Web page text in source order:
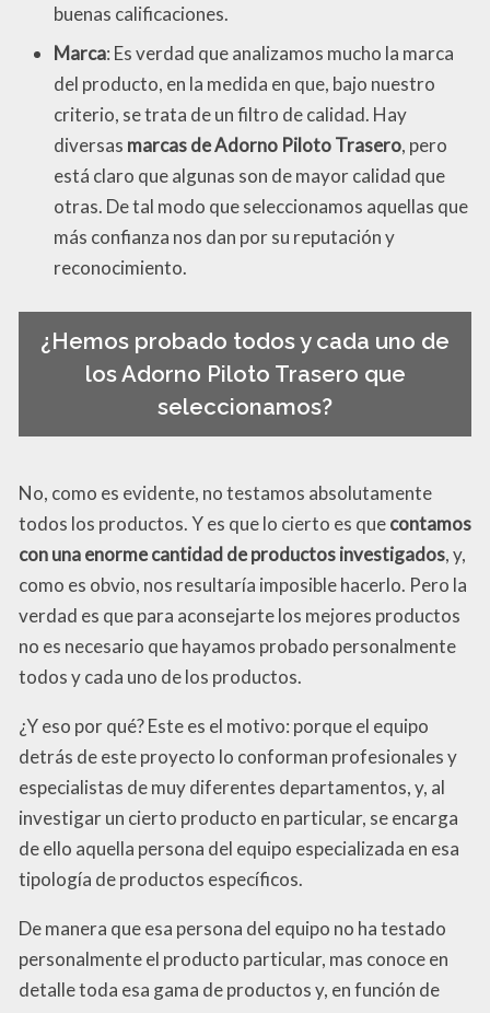
buenas calificaciones.
Marca: Es verdad que analizamos mucho la marca
del producto, en la medida en que, bajo nuestro
criterio, se trata de un filtro de calidad. Hay
diversas marcas de Adorno Piloto Trasero, pero
está claro que algunas son de mayor calidad que
otras. De tal modo que seleccionamos aquellas que
más confianza nos dan por su reputación y
reconocimiento.
¿Hemos probado todos y cada uno de
los Adorno Piloto Trasero que
seleccionamos?
No, como es evidente, no testamos absolutamente
todos los productos. Y es que lo cierto es quecontamos
con una enorme cantidad de productos investigados, y,
como es obvio, nos resultaría imposible hacerlo. Pero la
verdad es que para aconsejarte los mejores productos
no es necesario que hayamos probado personalmente
todos y cada uno de los productos.
¿Y eso por qué? Este es el motivo: porque el equipo
detrás de este proyecto lo conforman profesionales y
especialistas de muy diferentes departamentos, y, al
investigar un cierto producto en particular, se encarga
de ello aquella persona del equipo especializada en esa
tipología de productos específicos.
De manera que esa persona del equipo no ha testado
personalmente el producto particular, mas conoce en
detalle toda esa gama de productos y, en función de